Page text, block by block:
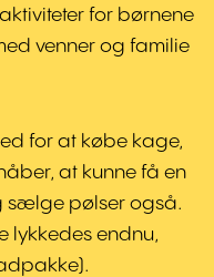
for børnene
venner og familie
for at købe kage,
at kunne få en
sælge pølser også.
lykkedes endnu,